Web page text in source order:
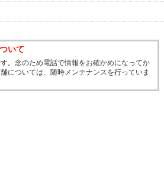
いて
。念のため電話で情報をお確かめになってか
については、随時メンテナンスを行っていま